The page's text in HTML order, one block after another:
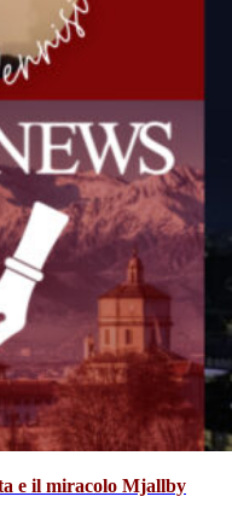
e il miracolo Mjallby